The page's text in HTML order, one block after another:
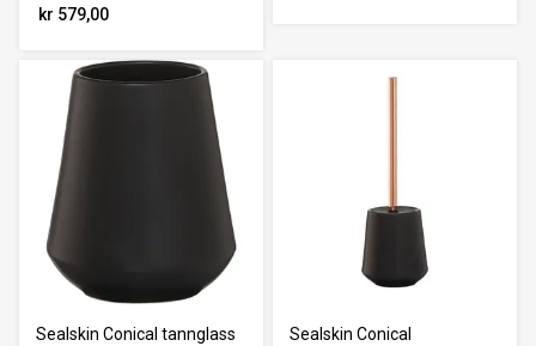
kr 579,00
Sealskin Conical tannglass
Sealskin Conical